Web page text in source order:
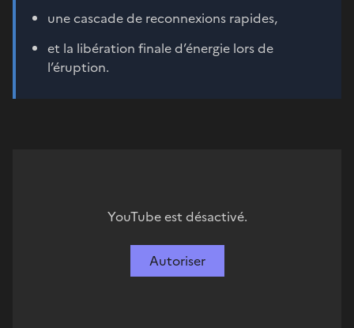
une cascade de reconnexions rapides,
et la libération finale d’énergie lors de
l’éruption.
YouTube est désactivé.
Autoriser